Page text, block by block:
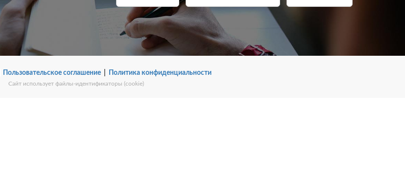
Пользовательское соглашение| Политика конфиденциальности
Сайт использует файлы-идентификаторы (cookie)